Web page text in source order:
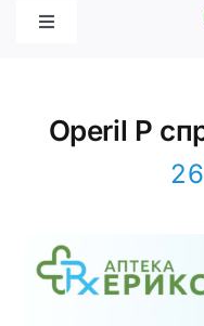
Toggle
Operil P